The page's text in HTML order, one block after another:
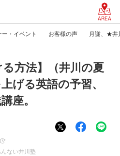
AREA
・イベント お客様の声 月謝、★井
る方法】（井川の夏
げる英語の予習、
座。
ない井川塾